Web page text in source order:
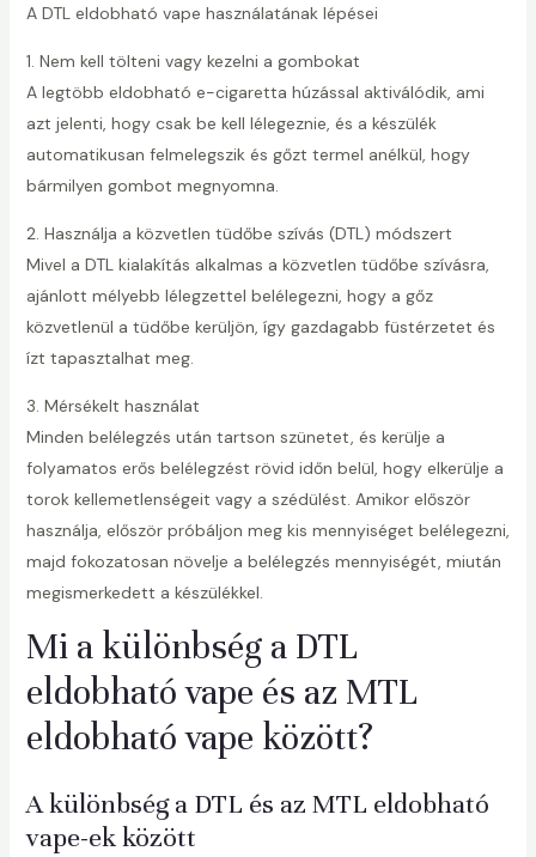
A DTL eldobható vape használatának lépései
1. Nem kell tölteni vagy kezelni a gombokat
A legtöbb eldobható e-cigaretta húzással aktiválódik, ami
azt jelenti, hogy csak be kell lélegeznie, és a készülék
automatikusan felmelegszik és gőzt termel anélkül, hogy
bármilyen gombot megnyomna.
2. Használja a közvetlen tüdőbe szívás (DTL) módszert
Mivel a DTL kialakítás alkalmas a közvetlen tüdőbe szívásra,
ajánlott mélyebb lélegzettel belélegezni, hogy a gőz
közvetlenül a tüdőbe kerüljön, így gazdagabb füstérzetet és
ízt tapasztalhat meg.
3. Mérsékelt használat
Minden belélegzés után tartson szünetet, és kerülje a
folyamatos erős belélegzést rövid időn belül, hogy elkerülje a
torok kellemetlenségeit vagy a szédülést. Amikor először
használja, először próbáljon meg kis mennyiséget belélegezni,
majd fokozatosan növelje a belélegzés mennyiségét, miután
megismerkedett a készülékkel.
Mi a különbség a DTL
eldobható vape és az MTL
eldobható vape között?
A különbség a DTL és az MTL eldobható
vape-ek között